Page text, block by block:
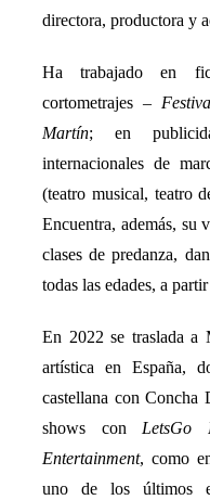
directora, productora y
Ha trabajado en
cortometrajes –
Martín; en
internacionales de
(teatro musical, teatro
Encuentra, además, su
clases de predanza,
todas las edades, a
En 2022 se traslada a
artística en España,
castellana con Concha
shows con LetsGo
Entertainment, como
uno de los últimos